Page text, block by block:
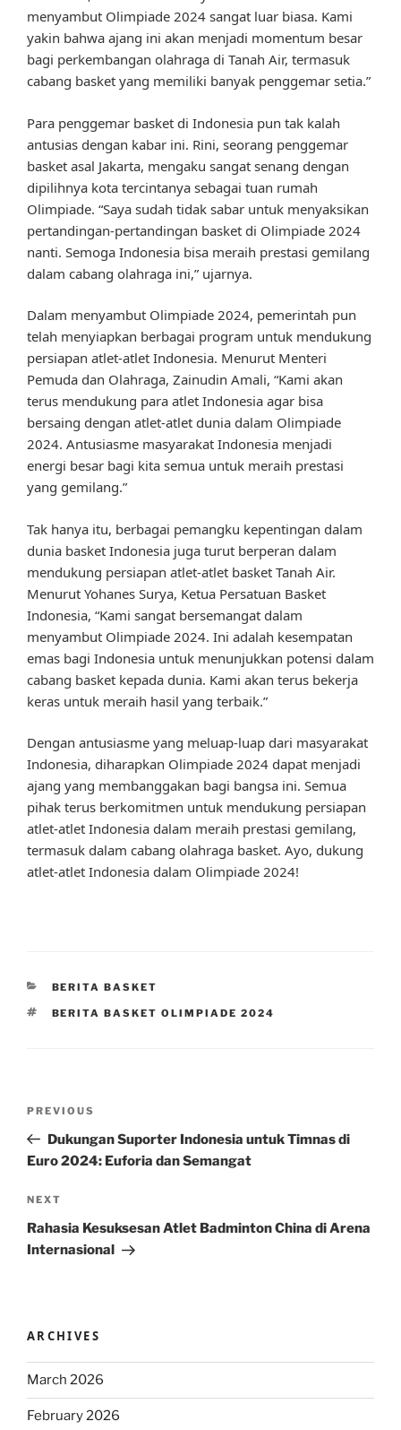
menyambut Olimpiade 2024 sangat luar biasa. Kami
yakin bahwa ajang ini akan menjadi momentum besar
bagi perkembangan olahraga di Tanah Air, termasuk
cabang basket yang memiliki banyak penggemar setia.”
Para penggemar basket di Indonesia pun tak kalah
antusias dengan kabar ini. Rini, seorang penggemar
basket asal Jakarta, mengaku sangat senang dengan
dipilihnya kota tercintanya sebagai tuan rumah
Olimpiade. “Saya sudah tidak sabar untuk menyaksikan
pertandingan-pertandingan basket di Olimpiade 2024
nanti. Semoga Indonesia bisa meraih prestasi gemilang
dalam cabang olahraga ini,” ujarnya.
Dalam menyambut Olimpiade 2024, pemerintah pun
telah menyiapkan berbagai program untuk mendukung
persiapan atlet-atlet Indonesia. Menurut Menteri
Pemuda dan Olahraga, Zainudin Amali, “Kami akan
terus mendukung para atlet Indonesia agar bisa
bersaing dengan atlet-atlet dunia dalam Olimpiade
2024. Antusiasme masyarakat Indonesia menjadi
energi besar bagi kita semua untuk meraih prestasi
yang gemilang.”
Tak hanya itu, berbagai pemangku kepentingan dalam
dunia basket Indonesia juga turut berperan dalam
mendukung persiapan atlet-atlet basket Tanah Air.
Menurut Yohanes Surya, Ketua Persatuan Basket
Indonesia, “Kami sangat bersemangat dalam
menyambut Olimpiade 2024. Ini adalah kesempatan
emas bagi Indonesia untuk menunjukkan potensi dalam
cabang basket kepada dunia. Kami akan terus bekerja
keras untuk meraih hasil yang terbaik.”
Dengan antusiasme yang meluap-luap dari masyarakat
Indonesia, diharapkan Olimpiade 2024 dapat menjadi
ajang yang membanggakan bagi bangsa ini. Semua
pihak terus berkomitmen untuk mendukung persiapan
atlet-atlet Indonesia dalam meraih prestasi gemilang,
termasuk dalam cabang olahraga basket. Ayo, dukung
atlet-atlet Indonesia dalam Olimpiade 2024!
CATEGORIES
BERITA BASKET
TAGS
BERITA BASKET OLIMPIADE 2024
Previous
Post
PREVIOUS
Dukungan Suporter Indonesia untuk Timnas di
Euro 2024: Euforia dan Semangat
Next
Post
NEXT
Rahasia Kesuksesan Atlet Badminton China di Arena
Internasional
ARCHIVES
March 2026
February 2026